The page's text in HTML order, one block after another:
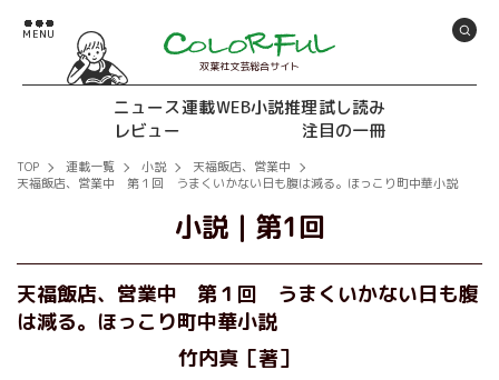
双葉社文芸総合サイト
ニュース連載WEB小説推理試し読み
レビュー
注目の一冊
TOP 連載一覧 小説
天福飯店、営業中
天福飯店、営業中 第１回 うまくいかない日も腹は減る。ほっこり町中華小説
小説｜ 第1回
天福飯店、営業中 第１回 うまくいかない日も腹
は減る。ほっこり町中華小説
竹内真［著］